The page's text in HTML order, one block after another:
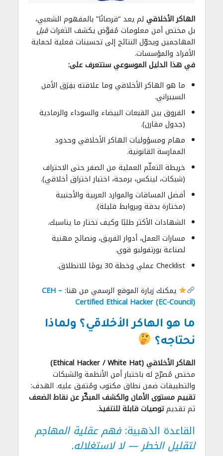
الهاكر الأخلاقي لم يعد “قرصانًا” بالمفهوم الشعبي،
بل مختص أمن معلومات مُفوَّض يكشف الثغراتقبل
المهاجمين ويحوّل النتائج إلى تحسينات فعلية لحماية
الأفراد والمؤسسات.
في هذا الدليل الموسوعي ستتعرف على:
ما هو الهاكر الأخلاقي وما علاقته بفِرَق الأمن
السيبراني.
الفروق بين القبعات البيضاء والسوداء والرمادية
(جدول مقارن).
مهام ومسؤوليات الهاكر الأخلاقي وحدود
الممارسة القانونية.
خريطة التعلّم العملية من الصفر حتى الاحتراف
(شبكات، لينكس، برمجة، اختبار اختراق أخلاقي).
أفضل المساقات والموارد العربية والأجنبية
(مختارة بدقة وبروابط قليلة).
الشهادات الأكثر طلبًا وكيف تختار ما يناسبك.
مسارات العمل، أدوار الفريق، ونصائح مهنية
لصناعة بورتفوليو قوي.
Checklist عملي وخطة 30 يومًا للانطلاق.
يمكنك زيارة الموقع الرسمي من هنا:CEH –
Certified Ethical Hacker (EC-Council)
ما هو الهاكر الأخلاقي؟ ولماذا
نحتاجه؟
الهاكر الأخلاقي (Ethical Hacker / White Hat)
مختص مُصرّح له باختبار أمن الأنظمة والشبكات
والتطبيقات ضمن نطاق مكتوب ومُتفق عليه. الهدف:
تقييم مستوى الأمان والكشف المبكّر عن نقاط الضعف
ثم تقديمتوصيات قابلة للتنفيذ.
القاعدة الذهبية:فهم عقلية المهاجم
لتقليل الخطر — لا لاستغلاله.